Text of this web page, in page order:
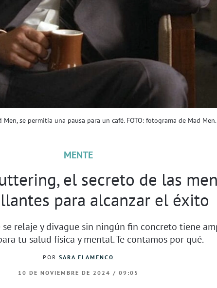
Men, se permitía una pausa para un café. FOTO: fotograma de Mad
MENTE
el secreto de las
para alcanzar el éxito
relaje y divague sin ningún fin concreto tiene
tu salud física y mental. Te contamos por qué.
POR SARA FLAMENCO
10 DE NOVIEMBRE DE 2024 / 09:05